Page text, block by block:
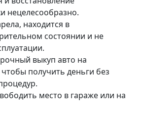
нецелесообразно.
находится в
состоянии и не
выкуп авто на
получить деньги без
место в гараже или на